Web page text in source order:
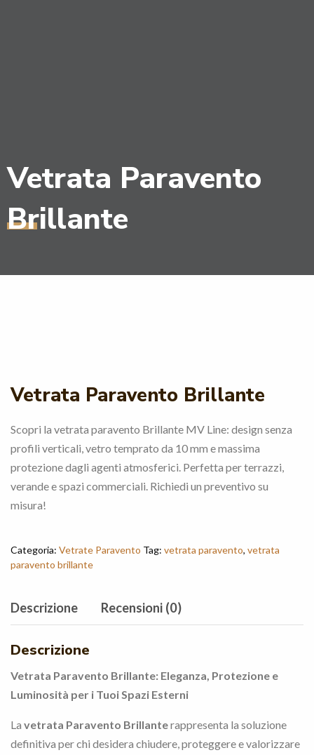
Vetrata Paravento
Brillante
Vetrata Paravento Brillante
Scopri la vetrata paravento Brillante MV Line: design senza
profili verticali, vetro temprato da 10 mm e massima
protezione dagli agenti atmosferici. Perfetta per terrazzi,
verande e spazi commerciali. Richiedi un preventivo su
misura!
Categoria: Vetrate Paravento Tag: vetrata paravento, vetrata
paravento brillante
Descrizione Recensioni (0)
Descrizione
Vetrata Paravento Brillante: Eleganza, Protezione e
Luminosità per i Tuoi Spazi Esterni
La vetrata Paravento Brillanterappresenta la soluzione
definitiva per chi desidera chiudere, proteggere e valorizzare